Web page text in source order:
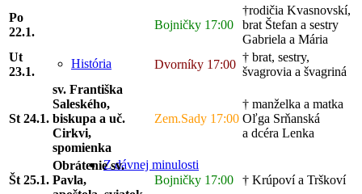
História
Z dávnej minulosti
Po
22.1.
Bojničky 17:00
†rodičia Kvasnovskí,
brat Štefan a sestry
Gabriela a Mária
Ut
23.1.
Dvorníky 17:00
† brat, sestry,
švagrovia a švagriná
St 24.1.
sv. Františka
Saleského,
biskupa a uč.
Cirkvi,
spomienka
Zem.Sady 17:00
† manželka a matka
Oľga Srňanská
a dcéra Lenka
Št 25.1.
Obrátenie sv.
Pavla,
Bojničky 17:00 † Krúpoví a Trškoví